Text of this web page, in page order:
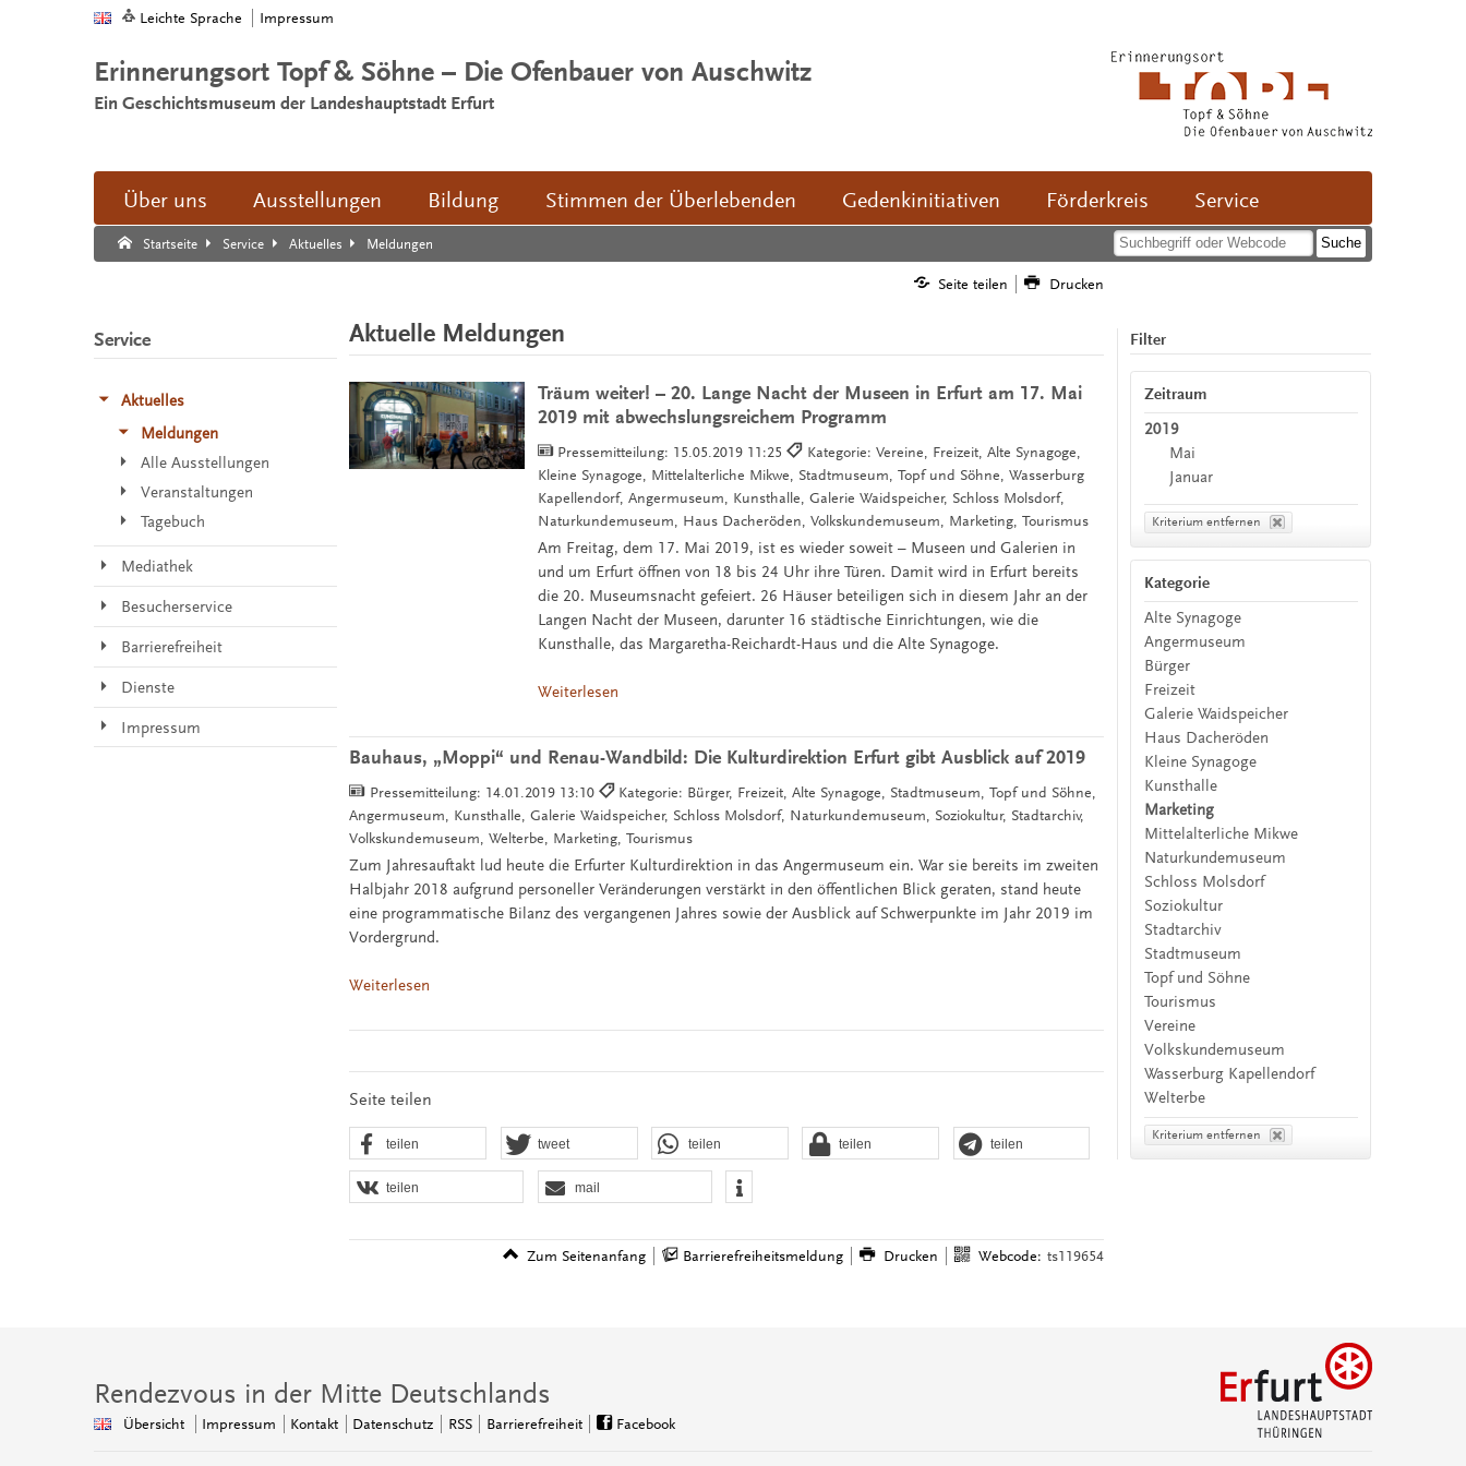
Leichte Sprache Impressum
Erinnerungsort Topf & Söhne – Die Ofenbauer von Auschwitz
Ein Geschichtsmuseum der Landeshauptstadt Erfurt
Über uns Ausstellungen Bildung Stimmen der Überlebenden Gedenkinitiativen Förderkreis Service
Startseite Service Aktuelles Meldungen
Suche:
Suche Ende.
Seite teilen Drucken
Aktuelle Meldungen
Träum weiter! – 20. Lange Nacht der Museen in Erfurt am 17. Mai
2019 mit abwechslungsreichem Programm
Pressemitteilung: 15.05.2019 11:25
Kategorie: Vereine, Freizeit, Alte Synagoge,
Kleine Synagoge, Mittelalterliche Mikwe, Stadtmuseum, Topf und Söhne, Wasserburg
Kapellendorf, Angermuseum, Kunsthalle, Galerie Waidspeicher, Schloss Molsdorf,
Naturkundemuseum, Haus Dacheröden, Volkskundemuseum, Marketing, Tourismus
Am Freitag, dem 17. Mai 2019, ist es wieder soweit – Museen und Galerien in
und um Erfurt öffnen von 18 bis 24 Uhr ihre Türen. Damit wird in Erfurt bereits
die 20. Museumsnacht gefeiert. 26 Häuser beteiligen sich in diesem Jahr an der
Langen Nacht der Museen, darunter 16 städtische Einrichtungen, wie die
Kunsthalle, das Margaretha-Reichardt-Haus und die Alte Synagoge.
Weiterlesen
Bauhaus, „Moppi“ und Renau-Wandbild: Die Kulturdirektion Erfurt gibt Ausblick auf 2019
Pressemitteilung: 14.01.2019 13:10
Kategorie: Bürger, Freizeit, Alte Synagoge, Stadtmuseum, Topf und Söhne,
Angermuseum, Kunsthalle, Galerie Waidspeicher, Schloss Molsdorf, Naturkundemuseum, Soziokultur, Stadtarchiv,
Volkskundemuseum, Welterbe, Marketing, Tourismus
Zum Jahresauftakt lud heute die Erfurter Kulturdirektion in das Angermuseum ein. War sie bereits im zweiten
Halbjahr 2018 aufgrund personeller Veränderungen verstärkt in den öffentlichen Blick geraten, stand heute
eine programmatische Bilanz des vergangenen Jahres sowie der Ausblick auf Schwerpunkte im Jahr 2019 im
Vordergrund.
Weiterlesen
Seite teilen
teilen tweet teilen teilen teilen
teilen mail
Zum Seitenanfang Barrierefreiheitsmeldung Drucken Webcode: ts119654
Filter
Zeitraum
2019
Mai
Januar
Kriterium entfernen
Kategorie
Alte Synagoge
Angermuseum
Bürger
Freizeit
Galerie Waidspeicher
Haus Dacheröden
Kleine Synagoge
Kunsthalle
Marketing
Mittelalterliche Mikwe
Naturkundemuseum
Schloss Molsdorf
Soziokultur
Stadtarchiv
Stadtmuseum
Topf und Söhne
Tourismus
Vereine
Volkskundemuseum
Wasserburg Kapellendorf
Welterbe
Kriterium entfernen
Service
Aktuelles
Meldungen
Alle Ausstellungen
Veranstaltungen
Tagebuch
Mediathek
Besucherservice
Barrierefreiheit
Dienste
Impressum
Rendezvous in der Mitte Deutschlands
Übersicht Impressum Kontakt Datenschutz RSS Barrierefreiheit Facebook